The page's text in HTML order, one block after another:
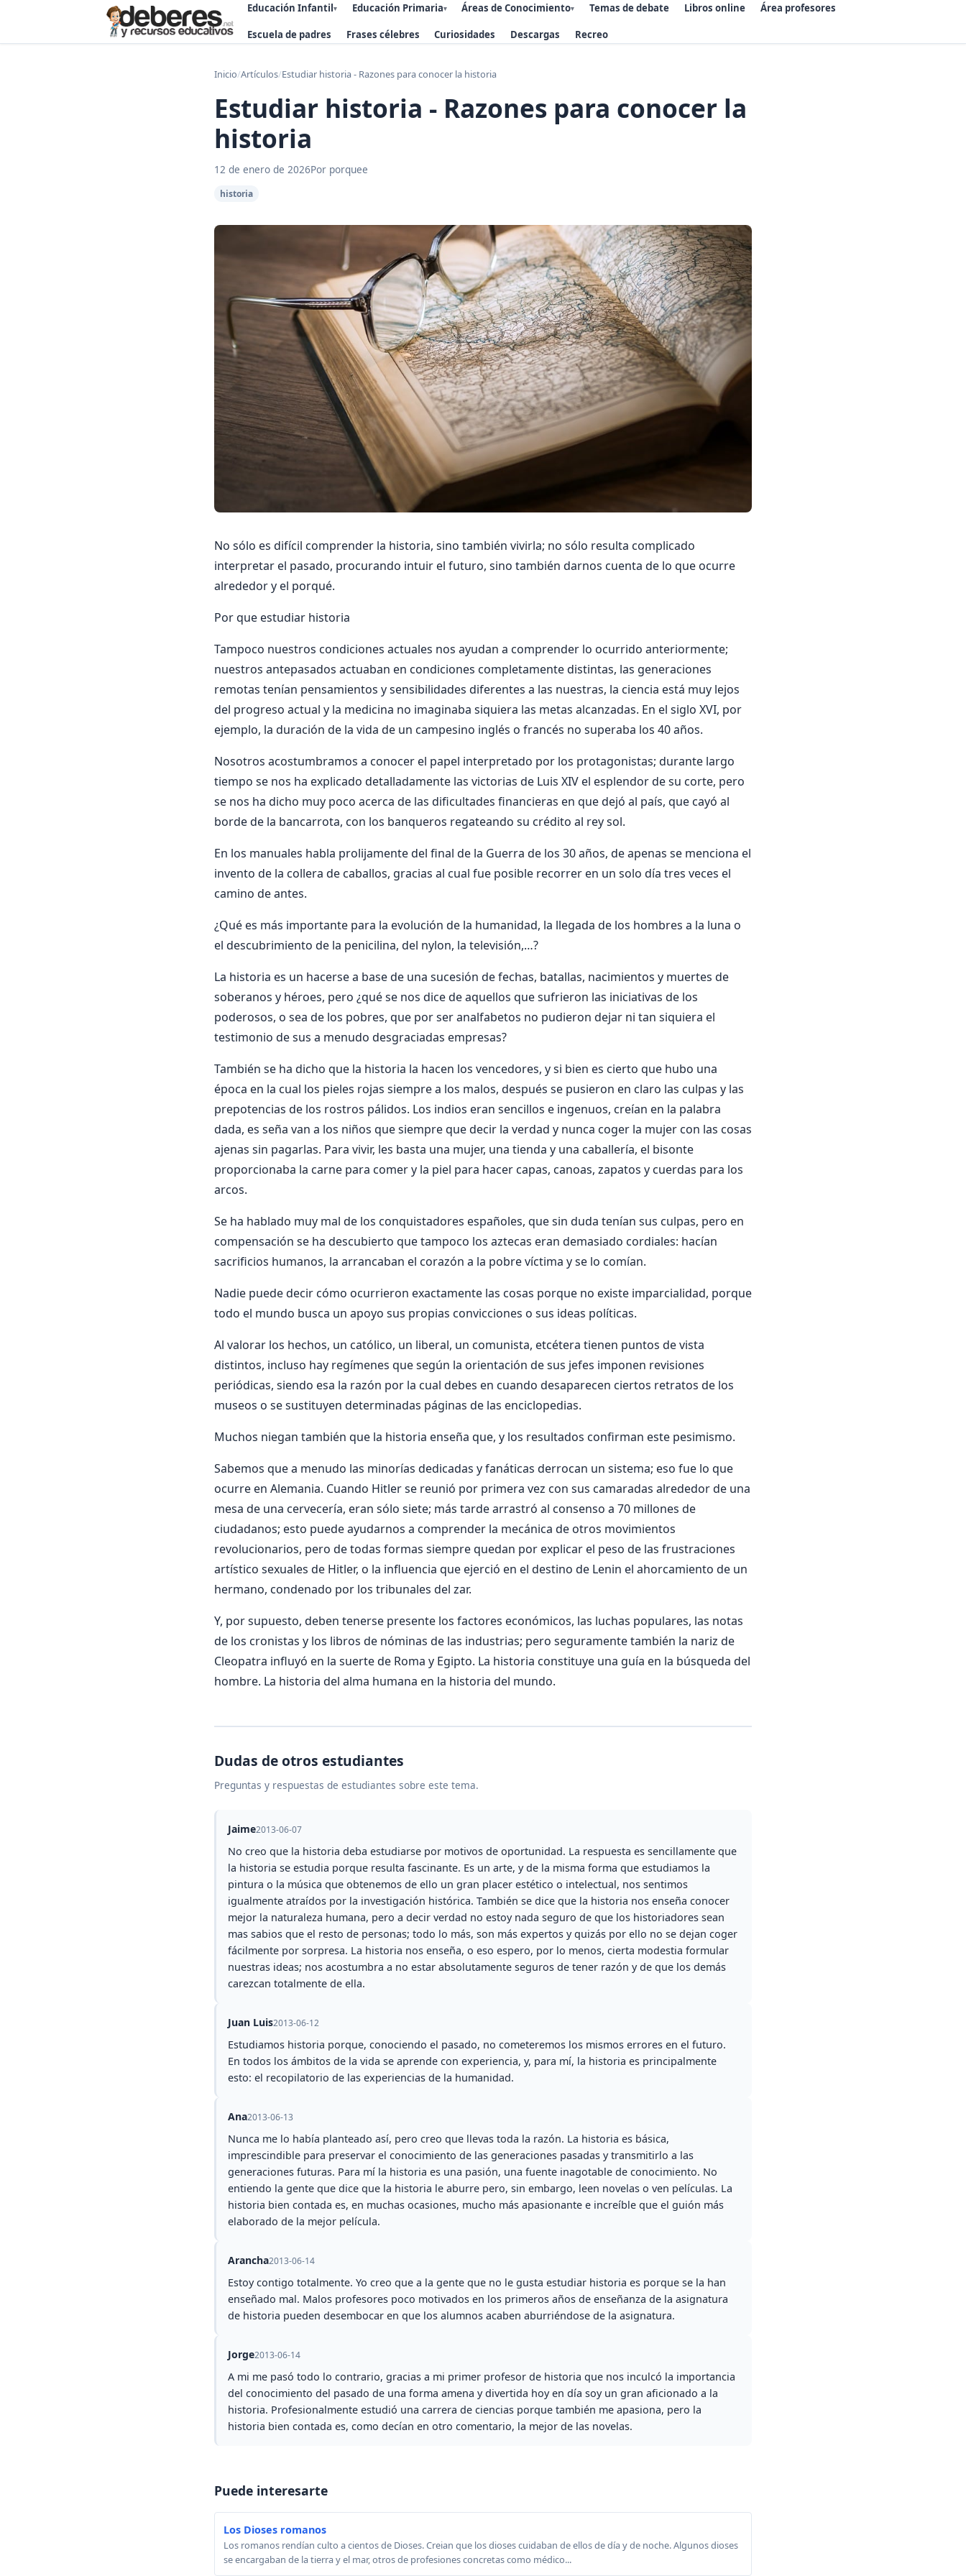
Educación Infantil▾ Educación Primaria▾ Áreas de Conocimiento▾ Temas de debate Libros online Área profesores
Escuela de padres Frases célebres Curiosidades Descargas Recreo
Inicio/Artículos/Estudiar historia - Razones para conocer la historia
Estudiar historia - Razones para conocer la
historia
12 de enero de 2026Por porquee
historia
No sólo es difícil comprender la historia, sino también vivirla; no sólo resulta complicado
interpretar el pasado, procurando intuir el futuro, sino también darnos cuenta de lo que ocurre
alrededor y el porqué.
Por que estudiar historia
Tampoco nuestros condiciones actuales nos ayudan a comprender lo ocurrido anteriormente;
nuestros antepasados actuaban en condiciones completamente distintas, las generaciones
remotas tenían pensamientos y sensibilidades diferentes a las nuestras, la ciencia está muy lejos
del progreso actual y la medicina no imaginaba siquiera las metas alcanzadas. En el siglo XVI, por
ejemplo, la duración de la vida de un campesino inglés o francés no superaba los 40 años.
Nosotros acostumbramos a conocer el papel interpretado por los protagonistas; durante largo
tiempo se nos ha explicado detalladamente las victorias de Luis XIV el esplendor de su corte, pero
se nos ha dicho muy poco acerca de las dificultades financieras en que dejó al país, que cayó al
borde de la bancarrota, con los banqueros regateando su crédito al rey sol.
En los manuales habla prolijamente del final de la Guerra de los 30 años, de apenas se menciona el
invento de la collera de caballos, gracias al cual fue posible recorrer en un solo día tres veces el
camino de antes.
¿Qué es más importante para la evolución de la humanidad, la llegada de los hombres a la luna o
el descubrimiento de la penicilina, del nylon, la televisión,…?
La historia es un hacerse a base de una sucesión de fechas, batallas, nacimientos y muertes de
soberanos y héroes, pero ¿qué se nos dice de aquellos que sufrieron las iniciativas de los
poderosos, o sea de los pobres, que por ser analfabetos no pudieron dejar ni tan siquiera el
testimonio de sus a menudo desgraciadas empresas?
También se ha dicho que la historia la hacen los vencedores, y si bien es cierto que hubo una
época en la cual los pieles rojas siempre a los malos, después se pusieron en claro las culpas y las
prepotencias de los rostros pálidos. Los indios eran sencillos e ingenuos, creían en la palabra
dada, es seña van a los niños que siempre que decir la verdad y nunca coger la mujer con las cosas
ajenas sin pagarlas. Para vivir, les basta una mujer, una tienda y una caballería, el bisonte
proporcionaba la carne para comer y la piel para hacer capas, canoas, zapatos y cuerdas para los
arcos.
Se ha hablado muy mal de los conquistadores españoles, que sin duda tenían sus culpas, pero en
compensación se ha descubierto que tampoco los aztecas eran demasiado cordiales: hacían
sacrificios humanos, la arrancaban el corazón a la pobre víctima y se lo comían.
Nadie puede decir cómo ocurrieron exactamente las cosas porque no existe imparcialidad, porque
todo el mundo busca un apoyo sus propias convicciones o sus ideas políticas.
Al valorar los hechos, un católico, un liberal, un comunista, etcétera tienen puntos de vista
distintos, incluso hay regímenes que según la orientación de sus jefes imponen revisiones
periódicas, siendo esa la razón por la cual debes en cuando desaparecen ciertos retratos de los
museos o se sustituyen determinadas páginas de las enciclopedias.
Muchos niegan también que la historia enseña que, y los resultados confirman este pesimismo.
Sabemos que a menudo las minorías dedicadas y fanáticas derrocan un sistema; eso fue lo que
ocurre en Alemania. Cuando Hitler se reunió por primera vez con sus camaradas alrededor de una
mesa de una cervecería, eran sólo siete; más tarde arrastró al consenso a 70 millones de
ciudadanos; esto puede ayudarnos a comprender la mecánica de otros movimientos
revolucionarios, pero de todas formas siempre quedan por explicar el peso de las frustraciones
artístico sexuales de Hitler, o la influencia que ejerció en el destino de Lenin el ahorcamiento de un
hermano, condenado por los tribunales del zar.
Y, por supuesto, deben tenerse presente los factores económicos, las luchas populares, las notas
de los cronistas y los libros de nóminas de las industrias; pero seguramente también la nariz de
Cleopatra influyó en la suerte de Roma y Egipto. La historia constituye una guía en la búsqueda del
hombre. La historia del alma humana en la historia del mundo.
Dudas de otros estudiantes
Preguntas y respuestas de estudiantes sobre este tema.
Jaime2013-06-07
No creo que la historia deba estudiarse por motivos de oportunidad. La respuesta es sencillamente que
la historia se estudia porque resulta fascinante. Es un arte, y de la misma forma que estudiamos la
pintura o la música que obtenemos de ello un gran placer estético o intelectual, nos sentimos
igualmente atraídos por la investigación histórica. También se dice que la historia nos enseña conocer
mejor la naturaleza humana, pero a decir verdad no estoy nada seguro de que los historiadores sean
mas sabios que el resto de personas; todo lo más, son más expertos y quizás por ello no se dejan coger
fácilmente por sorpresa. La historia nos enseña, o eso espero, por lo menos, cierta modestia formular
nuestras ideas; nos acostumbra a no estar absolutamente seguros de tener razón y de que los demás
carezcan totalmente de ella.
Juan Luis2013-06-12
Estudiamos historia porque, conociendo el pasado, no cometeremos los mismos errores en el futuro.
En todos los ámbitos de la vida se aprende con experiencia, y, para mí, la historia es principalmente
esto: el recopilatorio de las experiencias de la humanidad.
Ana2013-06-13
Nunca me lo había planteado así, pero creo que llevas toda la razón. La historia es básica,
imprescindible para preservar el conocimiento de las generaciones pasadas y transmitirlo a las
generaciones futuras. Para mí la historia es una pasión, una fuente inagotable de conocimiento. No
entiendo la gente que dice que la historia le aburre pero, sin embargo, leen novelas o ven películas. La
historia bien contada es, en muchas ocasiones, mucho más apasionante e increíble que el guión más
elaborado de la mejor película.
Arancha2013-06-14
Estoy contigo totalmente. Yo creo que a la gente que no le gusta estudiar historia es porque se la han
enseñado mal. Malos profesores poco motivados en los primeros años de enseñanza de la asignatura
de historia pueden desembocar en que los alumnos acaben aburriéndose de la asignatura.
Jorge2013-06-14
A mi me pasó todo lo contrario, gracias a mi primer profesor de historia que nos inculcó la importancia
del conocimiento del pasado de una forma amena y divertida hoy en día soy un gran aficionado a la
historia. Profesionalmente estudió una carrera de ciencias porque también me apasiona, pero la
historia bien contada es, como decían en otro comentario, la mejor de las novelas.
Puede interesarte
Los Dioses romanos
Los romanos rendían culto a cientos de Dioses. Creian que los dioses cuidaban de ellos de día y de noche. Algunos dioses
se encargaban de la tierra y el mar, otros de profesiones concretas como médico...